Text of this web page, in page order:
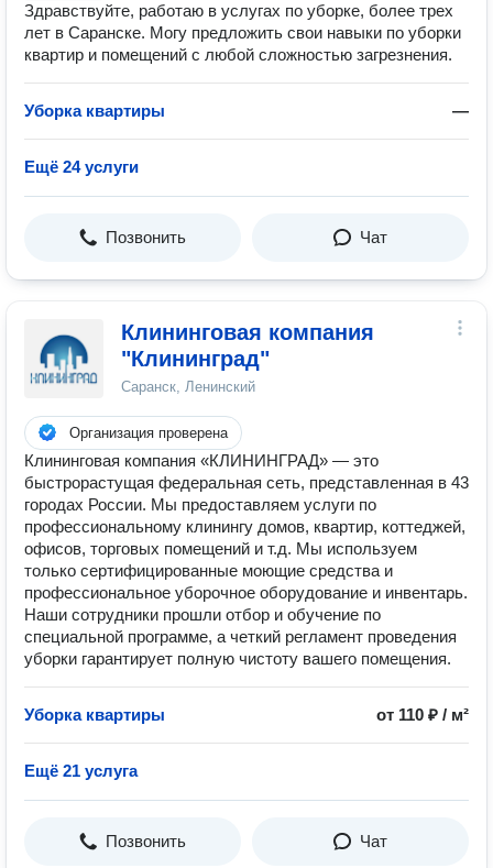
Здравствуйте, работаю в услугах по уборке, более трех
лет в Саранске. Могу предложить свои навыки по уборки
квартир и помещений с любой сложностью загрезнения.
Уборка квартиры —
Ещё 24 услуги
Позвонить Чат
Клининговая компания
"Клининград"
Саранск, Ленинский
Организация проверена
Клининговая компания «КЛИНИНГРАД» — это
быстрорастущая федеральная сеть, представленная в 43
городах России. Мы предоставляем услуги по
профессиональному клинингу домов, квартир, коттеджей,
офисов, торговых помещений и т.д. Мы используем
только сертифицированные моющие средства и
профессиональное уборочное оборудование и инвентарь.
Наши сотрудники прошли отбор и обучение по
специальной программе, а четкий регламент проведения
уборки гарантирует полную чистоту вашего помещения.
Уборка квартиры от 110 ₽ / м²
Ещё 21 услуга
Позвонить Чат